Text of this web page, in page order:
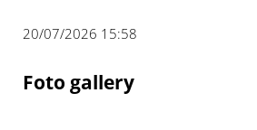
20/07/2026 15:58
Foto gallery